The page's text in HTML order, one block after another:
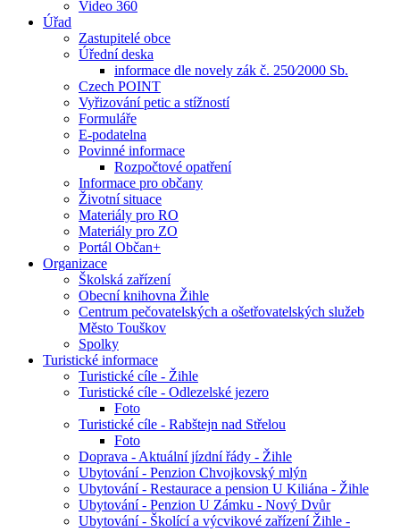
Video 360
Úřad
Zastupitelé obce
Úřední deska
informace dle novely zák č. 250⁄2000 Sb.
Czech POINT
Vyřizování petic a stížností
Formuláře
E-podatelna
Povinné informace
Rozpočtové opatření
Informace pro občany
Životní situace
Materiály pro RO
Materiály pro ZO
Portál Občan+
Organizace
Školská zařízení
Obecní knihovna Žihle
Centrum pečovatelských a ošetřovatelských služeb
Město Touškov
Spolky
Turistické informace
Turistické cíle - Žihle
Turistické cíle - Odlezelské jezero
Foto
Turistické cíle - Rabštejn nad Střelou
Foto
Doprava - Aktuální jízdní řády - Žihle
Ubytování - Penzion Chvojkovský mlýn
Ubytování - Restaurace a pension U Kiliána - Žihle
Ubytování - Penzion U Zámku - Nový Dvůr
Ubytování - Školící a výcvikové zařízení Žihle -